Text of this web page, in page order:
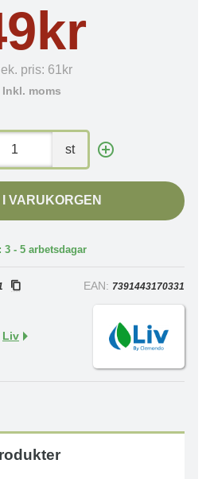
pris: 61kr
Inkl. moms
st
I VARUKORGEN
3 - 5 arbetsdagar
EAN: 7391443170331
Liv